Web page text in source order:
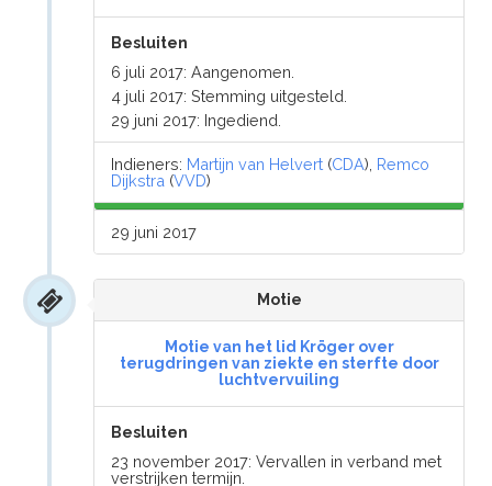
Besluiten
6 juli 2017: Aangenomen.
4 juli 2017: Stemming uitgesteld.
29 juni 2017: Ingediend.
Indieners: Martijn van Helvert (CDA), Remco
Dijkstra (VVD)
29 juni 2017
Motie
Motie van het lid Kröger over
terugdringen van ziekte en sterfte door
luchtvervuiling
Besluiten
23 november 2017: Vervallen in verband met
verstrijken termijn.